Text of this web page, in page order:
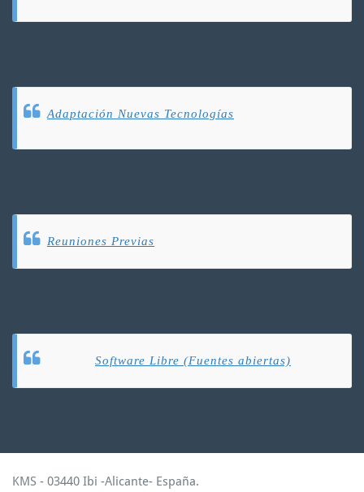
Adaptación Nuevas Tecnologías
Reuniones Previas
Software Libre (Fuentes abiertas)
KMS - 03440 Ibi -Alicante- España.